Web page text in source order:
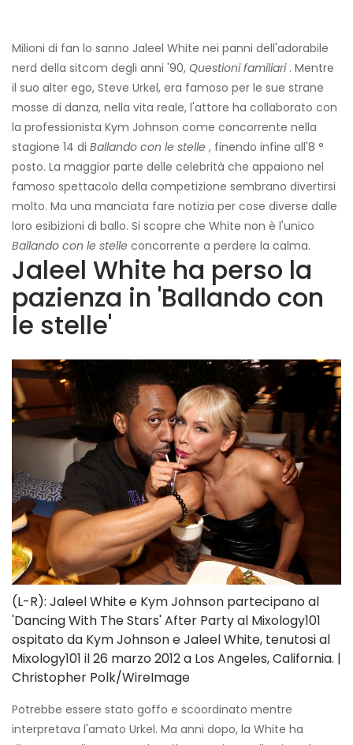
Milioni di fan lo sanno Jaleel White nei panni dell'adorabile
nerd della sitcom degli anni '90, Questioni familiari. Mentre
il suo alter ego, Steve Urkel, era famoso per le sue strane
mosse di danza, nella vita reale, l'attore ha collaborato con
la professionista Kym Johnson come concorrente nella
stagione 14 di Ballando con le stelle , finendo infine all'8 °
posto. La maggior parte delle celebrità che appaiono nel
famoso spettacolo della competizione sembrano divertirsi
molto. Ma una manciata fare notizia per cose diverse dalle
loro esibizioni di ballo. Si scopre che White non è l'unico
Ballando con le stelle concorrente a perdere la calma.
Jaleel White ha perso la
pazienza in 'Ballando con
le stelle'
(L-R): Jaleel White e Kym Johnson partecipano al
'Dancing With The Stars' After Party al Mixology101
ospitato da Kym Johnson e Jaleel White, tenutosi al
Mixology101 il 26 marzo 2012 a Los Angeles, California. |
Christopher Polk/WireImage
Potrebbe essere stato goffo e scoordinato mentre
interpretava l'amato Urkel. Ma anni dopo, la White ha